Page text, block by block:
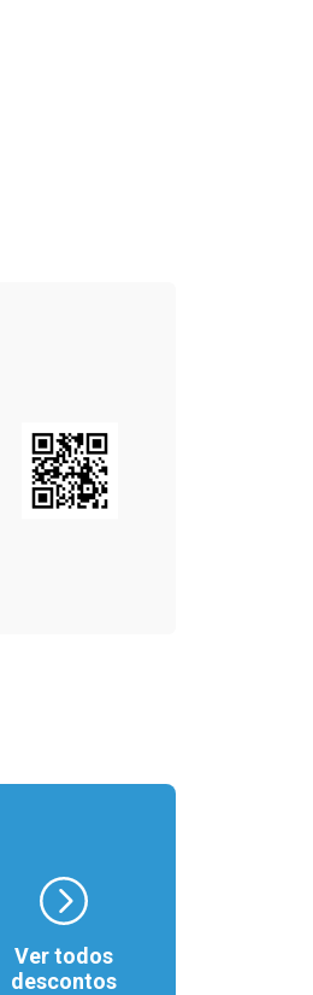
Ver todos
descontos